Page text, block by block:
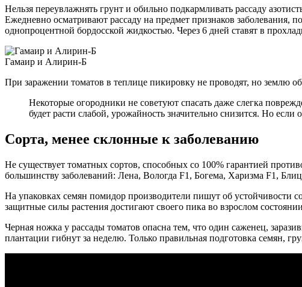
Нельзя переувлажнять грунт и обильно подкармливать рассаду
Ежедневно осматривают рассаду на предмет признаков
однопроцентной бордосской жидкостью. Через 6 дней ставят в
Гамаир и Алирин-Б
При заражении томатов в теплице пикировку не проводят, но землю
Некоторые огородники не советуют спасать даже слегка
будет расти слабой, урожайность значительно снизится. Но
Сорта, менее склонные к заболеванию
Не существует томатных сортов, способных со 100% гарантией
большинству заболеваний: Лена, Вологда F1, Богема, Харизма F1,
На упаковках семян помидор производители пишут об устойчивости
защитные силы растения достигают своего пика во взрослом
Черная ножка у рассады томатов опасна тем, что один саженец,
плантации гибнут за неделю. Только правильная подготовка семян,